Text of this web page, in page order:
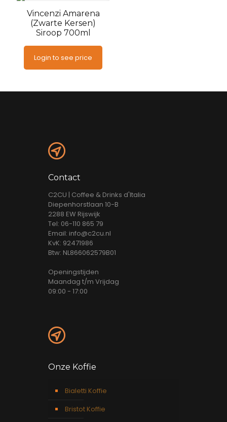
Vincenzi Amarena
(Zwarte Kersen)
Siroop 700ml
Login to see price
Contact
C2CU | Coffee & Drinks d'Italia
Diepenhorstlaan 10-B
2288 EW Rijswijk
Tel: 06-110 865 79
Email: info@c2cu.nl
KvK: 92471986
Btw: NL866062579B01
Openingstijden
Maandag t/m Vrijdag
09:00 - 17:00
Onze Koffie
Bialetti Koffie
Bristot Koffie